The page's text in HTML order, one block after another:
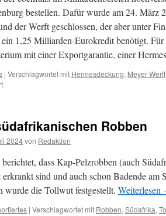
bestellen. Dafür wurde am 24. März
der Werft geschlossen, der aber unter
1,25 Milliarden-Eurokredit benötigt. Für
mit einer Exportgarantie, einer
| Verschlagwortet mit Hermesdeckung, Meyer Werft
für
neues
Kreuzfahrtschiff
ohne
gesichertes
Kapital
Robben
2024von Redaktion
dass Kap-Pelzrobben (auch
sind und auch schon Badende am
wurde die Tollwut festgestellt. Weiterlesen
| Verschlagwortet mit Robben, Südafrika,